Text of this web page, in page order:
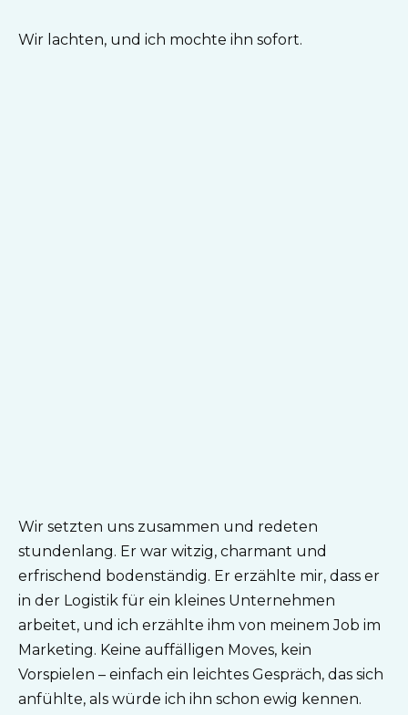
Wir lachten, und ich mochte ihn sofort.
Wir setzten uns zusammen und redeten
stundenlang. Er war witzig, charmant und
erfrischend bodenständig. Er erzählte mir, dass er
in der Logistik für ein kleines Unternehmen
arbeitet, und ich erzählte ihm von meinem Job im
Marketing. Keine auffälligen Moves, kein
Vorspielen – einfach ein leichtes Gespräch, das sich
anfühlte, als würde ich ihn schon ewig kennen.